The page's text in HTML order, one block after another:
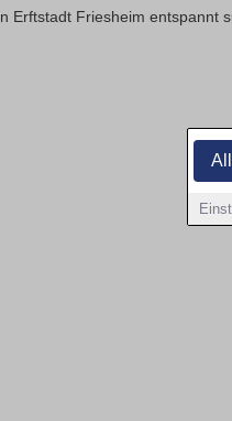
In Erftstadt Friesheim entspannt